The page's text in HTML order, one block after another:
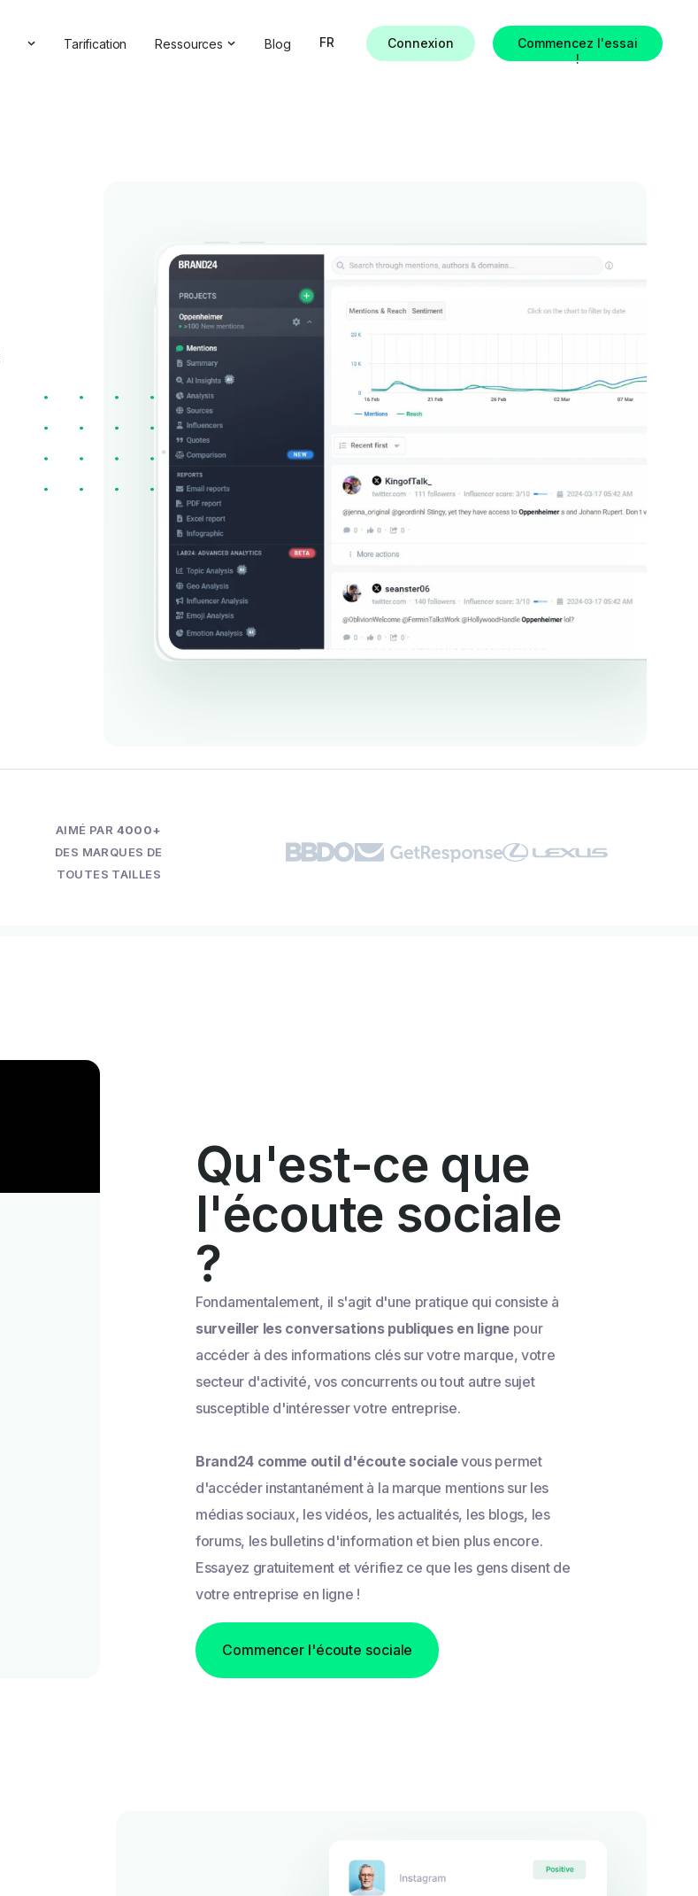
Tarification Ressources
Partenaire avec nous
Annuaire des partenaires
Blog FR Connexion
Commencez l'essai
!
AIMÉ PAR 4000+
DES MARQUES DE
TOUTES TAILLES
Qu'est-ce que
l'écoute sociale
?
Fondamentalement, il s'agit d'une pratique qui consiste à
surveiller les conversations publiques en lignepour
accéder à des informations clés sur votre marque, votre
secteur d'activité, vos concurrents ou tout autre sujet
susceptible d'intéresser votre entreprise.
Brand24 comme outil d'écoute socialevous permet
d'accéder instantanément à la marque mentions sur les
médias sociaux, les vidéos, les actualités, les blogs, les
forums, les bulletins d'information et bien plus encore.
Essayez gratuitement et vérifiez ce que les gens disent de
votre entreprise en ligne !
Commencer l'écoute sociale